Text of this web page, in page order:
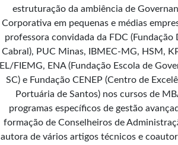
estruturação da ambiência de
Corporativa em pequenas e médias
professora convidada da FDC (Fundação
Cabral), PUC Minas, IBMEC-MG, HSM,
IEL/FIEMG, ENA (Fundação Escola de
SC) e Fundação CENEP (Centro de
Portuária de Santos) nos cursos de
programas específicos de gestão
formação de Conselheiros de
autora de vários artigos técnicos e